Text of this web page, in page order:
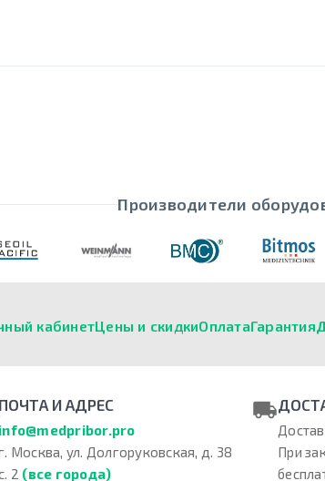
Производители
кабинетЦены и скидкиОплатаГарантия
ПОЧТА И АДРЕС
info@medpribor.pro
Москва, ул. Долгоруковская, д. 38
2 (все города)
При